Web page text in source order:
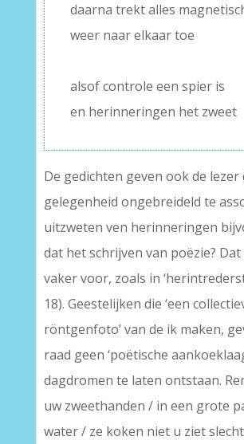
daarna trekt alles
weer naar elkaar toe
alsof controle een spier is
en herinneringen het zweet
De gedichten geven ook de lezer
gelegenheid ongebreideld te
uitzweten ven herinneringen
dat het schrijven van poëzie?
vaker voor, zoals in
18). Geestelijken die ‘een
röntgenfoto’ van de ik maken,
raad geen ‘poëtische
dagdromen te laten ontstaan.
uw zweethanden / in een grote
water / ze koken niet u ziet